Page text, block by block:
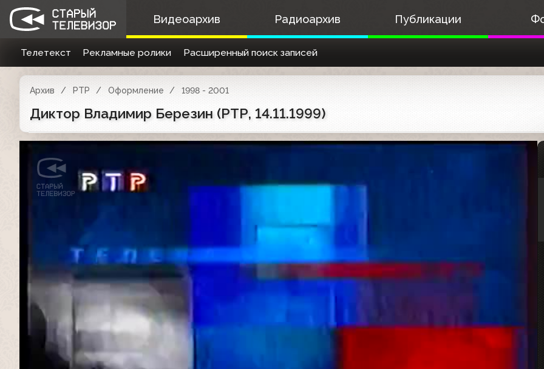
Видеоархив Радиоархив Публикации
Телетекст Рекламные ролики Расширенный поиск записей
Архив РТР Оформление 1998 - 2001
Диктор Владимир Березин (РТР, 14.11.1999)